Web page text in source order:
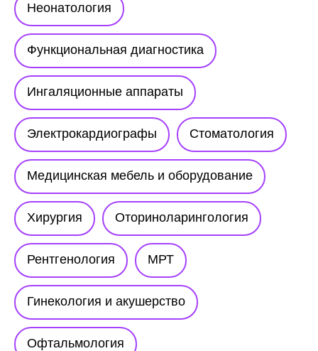
Неонатология
Функциональная диагностика
Ингаляционные аппараты
Электрокардиографы Стоматология
Медицинская мебель и оборудование
Хирургия Оториноларингология
Рентгенология МРТ
Гинекология и акушерство
Офтальмология